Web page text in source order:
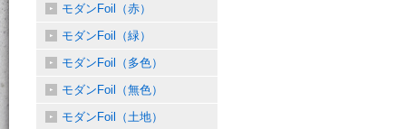
モダンFoil（赤）
モダンFoil（緑）
モダンFoil（多色）
モダンFoil（無色）
モダンFoil（土地）